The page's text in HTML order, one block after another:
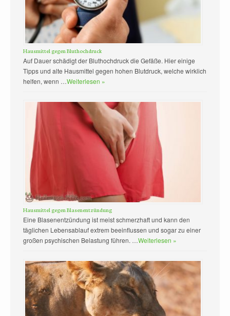
Hausmittel gegen Bluthochdruck
Auf Dauer schädigt der Bluthochdruck die Gefäße. Hier einige
Tipps und alte Hausmittel gegen hohen Blutdruck, welche wirklich
helfen, wenn …Weiterlesen »
Hausmittel gegen Blasenentzündung
Eine Blasenentzündung ist meist schmerzhaft und kann den
täglichen Lebensablauf extrem beeinflussen und sogar zu einer
großen psychischen Belastung führen. …Weiterlesen »